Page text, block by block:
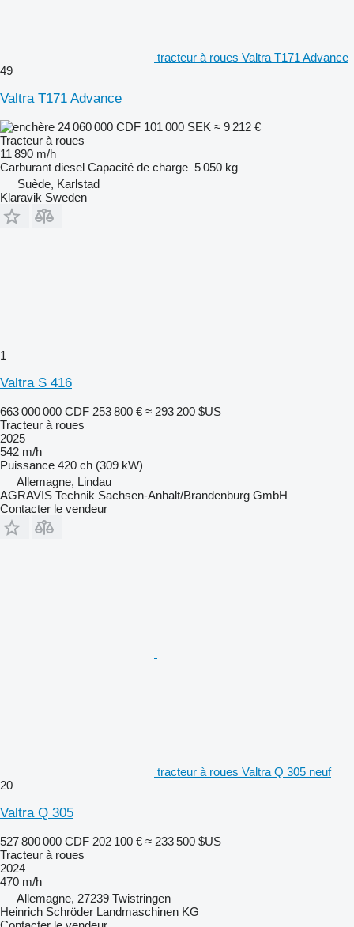
tracteur à roues Valtra T171 Advance
49
Valtra T171 Advance
24 060 000 CDF 101 000 SEK ≈ 9 212 €
Tracteur à roues
11 890 m/h
Carburant diesel Capacité de charge 5 050 kg
Suède, Karlstad
Klaravik Sweden
1
Valtra S 416
663 000 000 CDF 253 800 € ≈ 293 200 $US
Tracteur à roues
2025
542 m/h
Puissance 420 ch (309 kW)
Allemagne, Lindau
AGRAVIS Technik Sachsen-Anhalt/Brandenburg GmbH
Contacter le vendeur
tracteur à roues Valtra Q 305 neuf
20
Valtra Q 305
527 800 000 CDF 202 100 € ≈ 233 500 $US
Tracteur à roues
2024
470 m/h
Allemagne, 27239 Twistringen
Heinrich Schröder Landmaschinen KG